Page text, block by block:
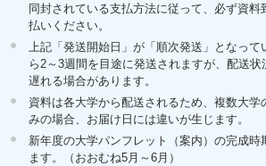
同封されている支払方法に従って、必ず資料
払いください。
上記「発送開始日」が「順次発送」となっ
ら2～3週間を目途に発送されますが、配送状
遅れる場合があります。
資料は各大学から配送されるため、複数大学
みの場合、お届け日には違いが生じます。
新年度の大学パンフレット（案内）の完成時
ます。（おおむね5月～6月）